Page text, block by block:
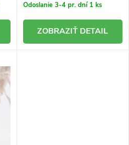
Odoslanie 3-4 pr. dní 1 ks
DETAIL